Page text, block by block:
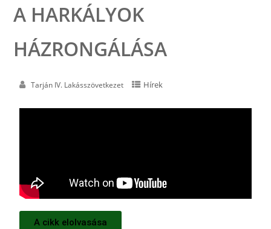
A HARKÁLYOK
HÁZRONGÁLÁSA
Tarján IV. Lakásszövetkezet Hírek
A cikk elolvasása